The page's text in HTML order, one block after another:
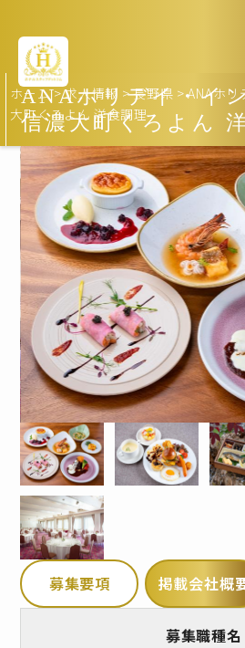
ANAホリデイ・イ
信濃大町くろよん
ホーム>求人情報 >長野県 >ANAホ
大町くろよん 洋食調理
募集要項 掲載会社概
募集職種名